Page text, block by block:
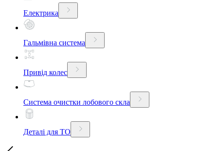
Електрика
Гальмівна система
Привід колес
Система очистки лобового скла
Деталі для ТО